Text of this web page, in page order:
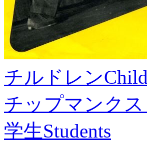
チルドレン
チップマンク
学生Students